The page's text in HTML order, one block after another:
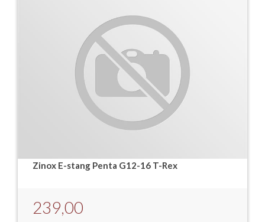
Zinox E-stang Penta G12-16 T-Rex
239,00